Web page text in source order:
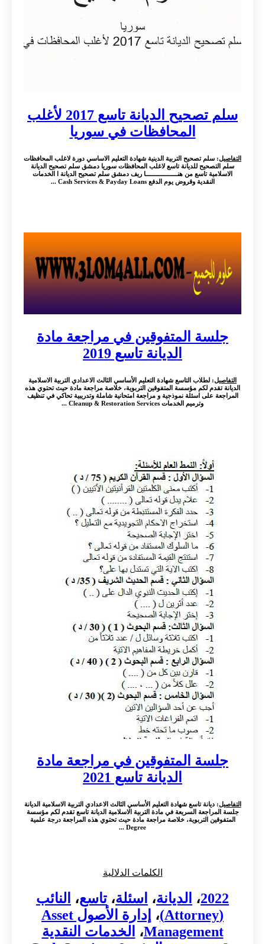
سلم تصحيح الديانة تاسع 2017 لأغلب
المحافظات في سوريا
التفاصيل: سلم تصحيح التربية الدينية شهادة التعليم الاساسي دورة لاغلب المحافظات
سلم التصحيح للديانة تاسع لاغلب المحافظات سوريا دمشق سلم تصحيح الديانة
الاسلامية تاسع من هنــــــــــــــــــا ريف دمشق سلم تصحيح الديانة ا الخدمات
النقدية وقروض يوم الدفع Cash Services & Payday Loans ...
جلسة المتفوقين في مراجعة مادة
الديانة تاسع 2019
التفاصيل: لطلاب التاسع شهادة التعليم الأساسي الثالث الاعدادي التربية الاسلامية
الديانة تقدم لكم مؤسسة المتفوقين التربوية، خلاصة مراجعة مادة حيث تحتوي هذه
المراجعة على اسئلة نموذجية و مراجعة امتحانية شاملة وتدريبية تحاكي في تنظيف
وترميم الخدمات Cleanup & Restoration Services ...
جلسة المتفوقين في مراجعة مادة
الديانة تاسع 2021
التفاصيل: ديانة تاسع شهادة التعليم الأساسي الثالث الاعدادي التربية الاسلامية الديانة
جلسة المراجعة السريعة في مادة التربية الاسلامية الديانة تاسع تقدم لكم مؤسسة
المتفوقين التربوية، خلاصة مراجعة مادة حيث تحتوي هذه المراجعة درجة علمية
Degree ...
الكلمات الدلالية
2022، الديانة، اسئلة، تاسع،
النائب
(Attorney)
،
إدارة الأصول Asset
Management،
الخدمات النقدية